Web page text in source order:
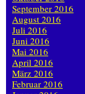
September 2016
August 2016
Juli 2016
Juni 2016
Mai 2016
April 2016
März 2016
Februar 2016